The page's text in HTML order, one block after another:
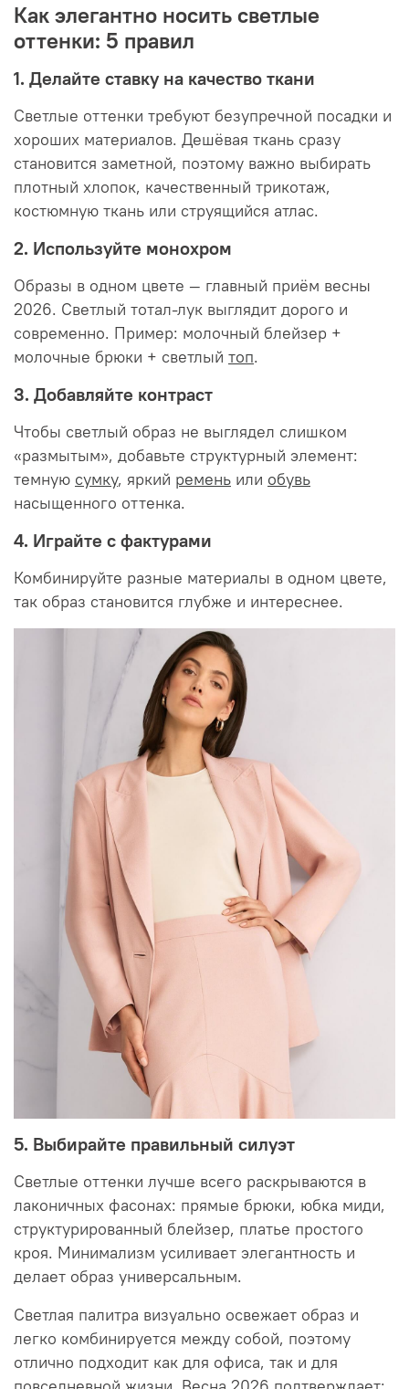
Как элегантно носить светлые
оттенки: 5 правил
1. Делайте ставку на качество ткани
Светлые оттенки требуют безупречной посадки и
хороших материалов. Дешёвая ткань сразу
становится заметной, поэтому важно выбирать
плотный хлопок, качественный трикотаж,
костюмную ткань или струящийся атлас.
2. Используйте монохром
Образы в одном цвете — главный приём весны
2026. Светлый тотал-лук выглядит дорого и
современно. Пример: молочный блейзер +
молочные брюки + светлый топ.
3. Добавляйте контраст
Чтобы светлый образ не выглядел слишком
«размытым», добавьте структурный элемент:
темную сумку, яркий ремень или обувь
насыщенного оттенка.
4. Играйте с фактурами
Комбинируйте разные материалы в одном цвете,
так образ становится глубже и интереснее.
5. Выбирайте правильный силуэт
Светлые оттенки лучше всего раскрываются в
лаконичных фасонах: прямые брюки, юбка миди,
структурированный блейзер, платье простого
кроя. Минимализм усиливает элегантность и
делает образ универсальным.
Светлая палитра визуально освежает образ и
легко комбинируется между собой, поэтому
отлично подходит как для офиса, так и для